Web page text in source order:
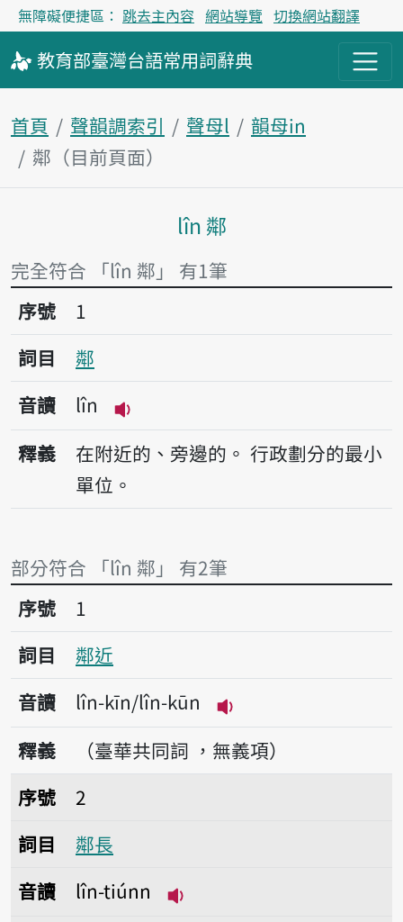
無障礙便捷區： 跳去主內容 網站導覽 切換網站翻譯
教育部臺灣台語常用詞辭典
首頁 聲韻調索引 聲母l
韻母in
鄰（目前頁面）
主內容區塊
lîn 鄰
完全符合 「lîn 鄰」 有1筆
序號1鄰
序號
1
詞目
鄰
音讀
lîn
播放音讀lîn
釋義 在附近的、旁邊的。 行政劃分的最小
單位。
部分符合 「lîn 鄰」 有2筆
序號1鄰近
序號
1
詞目
鄰近
音讀
lîn-kīn/lîn-kūn
播放音讀lîn-kīn/lîn-
釋義
（臺華共同詞 ，無義項）
序號2鄰長
序號
2
詞目
鄰長
音讀
lîn-tiúnn